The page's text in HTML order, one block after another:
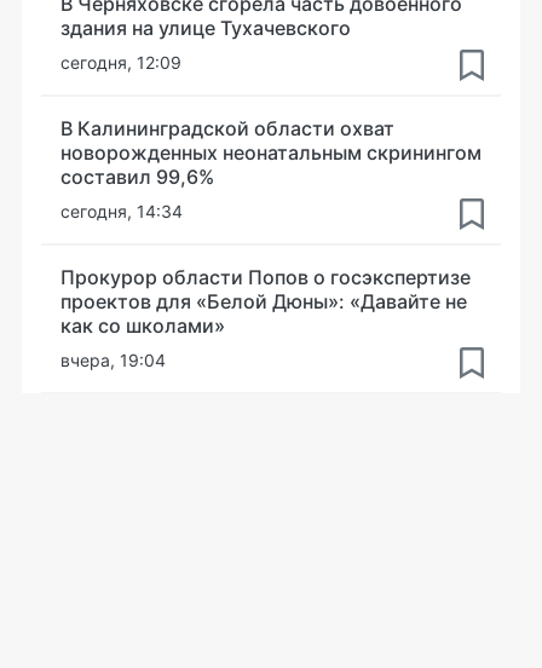
здания на улице Тухачевского
сегодня, 12:09
В Калининградской области охват
новорожденных неонатальным скринингом
составил 99,6%
сегодня, 14:34
Прокурор области Попов о госэкспертизе
проектов для «Белой Дюны»: «Давайте не
как со школами»
вчера, 19:04